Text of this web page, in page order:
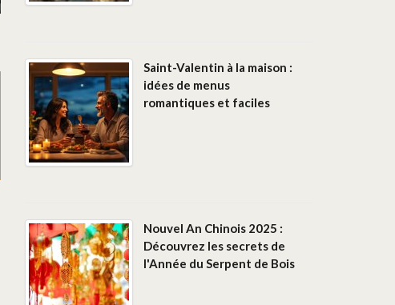
Saint-Valentin à la maison :
idées de menus
romantiques et faciles
Nouvel An Chinois 2025 :
Découvrez les secrets de
l'Année du Serpent de Bois